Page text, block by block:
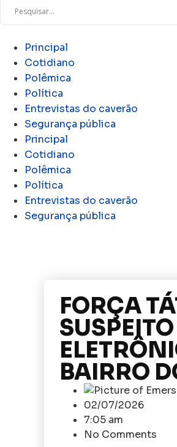
Principal
Cotidiano
Polêmica
Política
Entrevistas do caverão
Segurança pública
Principal
Cotidiano
Polêmica
Política
Entrevistas do caverão
Segurança pública
FORÇA
BAIRRO
02/07/2026
7:05 am
No Comments